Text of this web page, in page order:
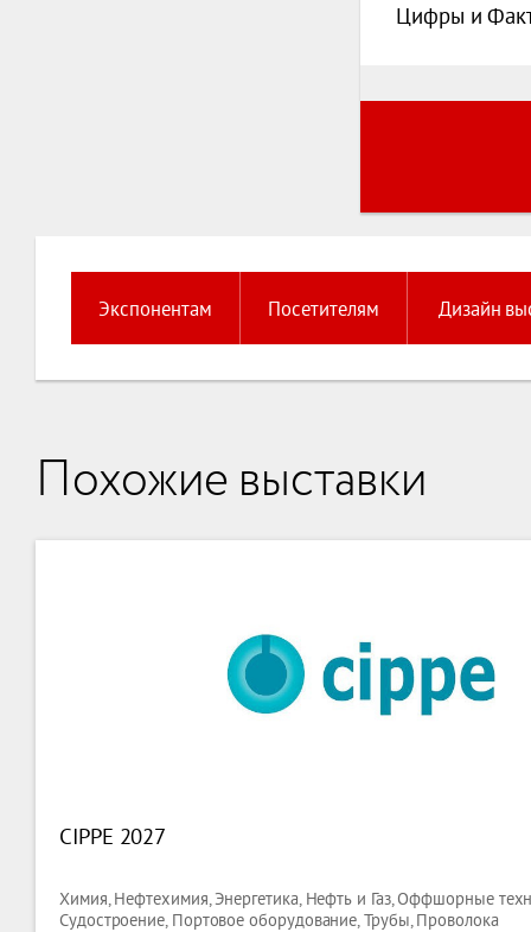
Цифры и
Экспонентам Посетителям Дизайн
Похожие выставки
CIPPE 2027
Химия, Нефтехимия, Энергетика, Нефть и Газ, Оффшорные
Судостроение, Портовое оборудование, Трубы, Проволока